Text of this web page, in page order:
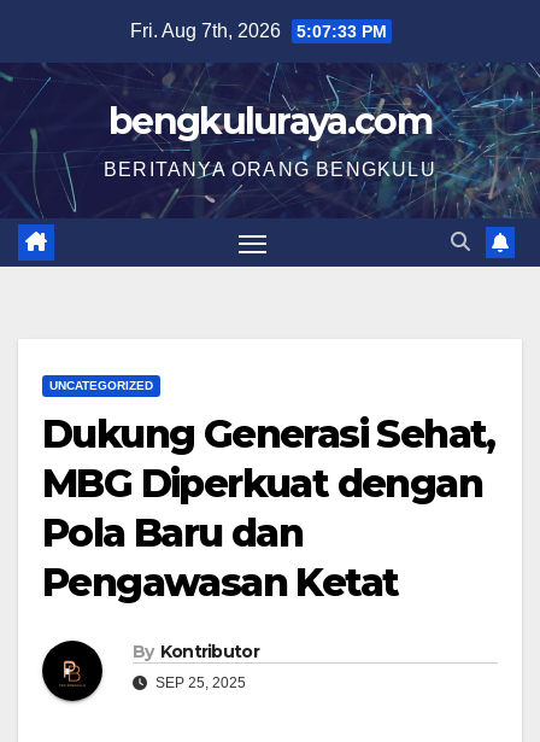
content
Fri. Aug 7th, 2026 5:07:33 PM
bengkuluraya.com
BERITANYA ORANG BENGKULU
UNCATEGORIZED
Dukung Generasi Sehat,
MBG Diperkuat dengan
Pola Baru dan
Pengawasan Ketat
By Kontributor
SEP 25, 2025